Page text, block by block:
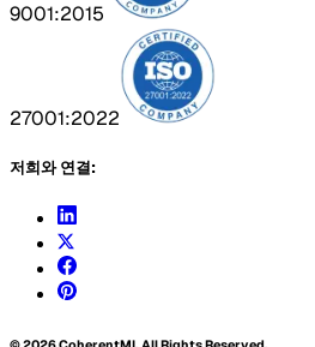
9001:2015
27001:2022
저희와 연결: